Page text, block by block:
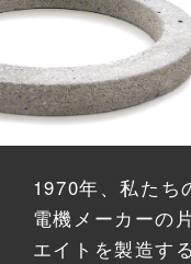
1970年、私たち
電機メーカーの
エイトを製造す